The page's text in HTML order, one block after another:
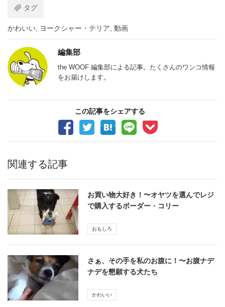
タグ
かわいい ヨークシャー・テリア 動画
編集部
the WOOF 編集部による記事。たくさんのワンコ情報
をお届けします。
この記事をシェアする
関連する記事
お買い物大好き！〜オヤツを選んでレジ
で購入するボーダー・コリー
おもしろ
さぁ、その手を私のお腹に！〜お腹ナデ
ナデを懇願する犬たち
かわいい